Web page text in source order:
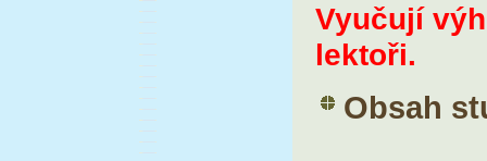
Vyučují
lektoři.
Obsah